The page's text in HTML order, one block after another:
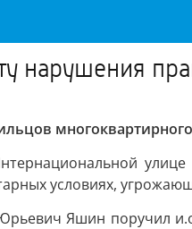
нарушения
условиях,
Яшин поручил